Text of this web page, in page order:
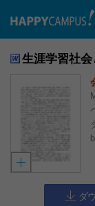
生涯学習社
ダ